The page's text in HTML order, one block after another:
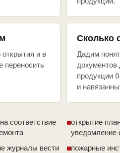
и в
переносить
Сколько
Дадим
документов
продукции
и
соответствие
открытие
уведомление
журналы вести
пожарные